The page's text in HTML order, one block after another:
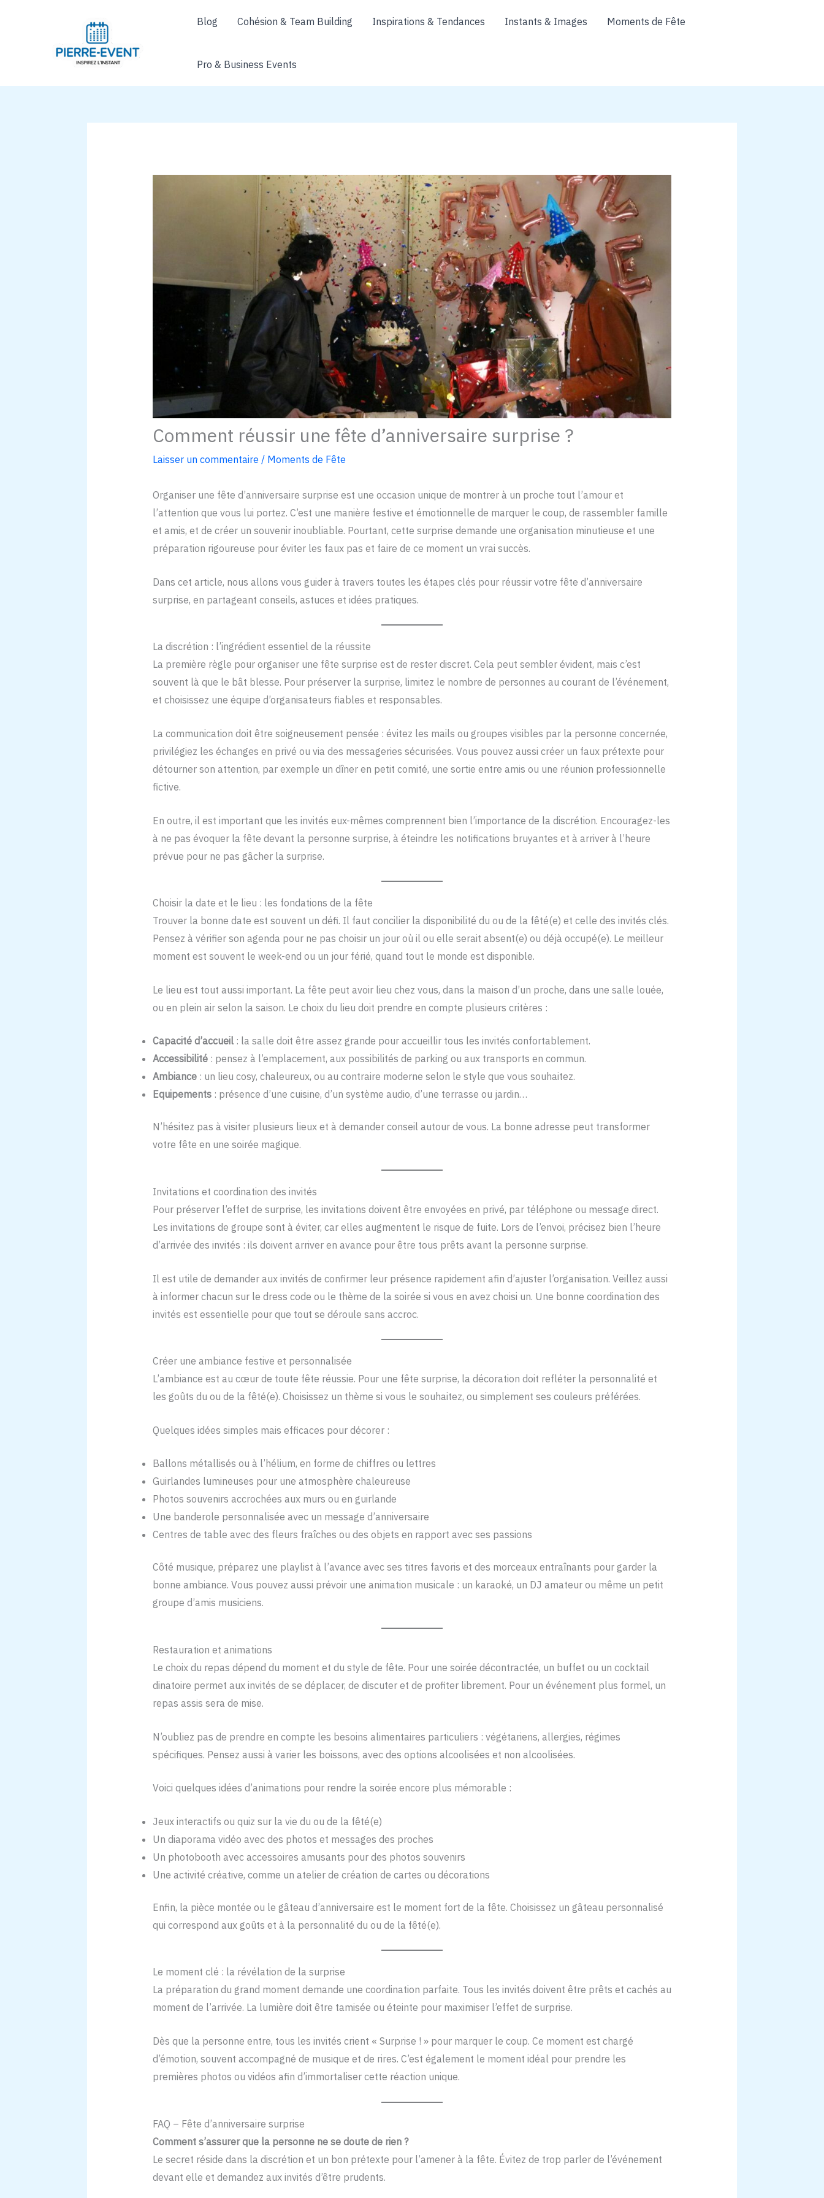
Blog Cohésion & Team Building Inspirations & Tendances Instants & Images Moments de Fête
Pro & Business Events
Comment réussir une fête d’anniversaire surprise ?
Laisser un commentaire / Moments de Fête
Organiser une fête d’anniversaire surprise est une occasion unique de montrer à un proche tout l’amour et
l’attention que vous lui portez. C’est une manière festive et émotionnelle de marquer le coup, de rassembler famille
et amis, et de créer un souvenir inoubliable. Pourtant, cette surprise demande une organisation minutieuse et une
préparation rigoureuse pour éviter les faux pas et faire de ce moment un vrai succès.
Dans cet article, nous allons vous guider à travers toutes les étapes clés pour réussir votre fête d’anniversaire
surprise, en partageant conseils, astuces et idées pratiques.
La discrétion : l’ingrédient essentiel de la réussite
La première règle pour organiser une fête surprise est de rester discret. Cela peut sembler évident, mais c’est
souvent là que le bât blesse. Pour préserver la surprise, limitez le nombre de personnes au courant de l’événement,
et choisissez une équipe d’organisateurs fiables et responsables.
La communication doit être soigneusement pensée : évitez les mails ou groupes visibles par la personne concernée,
privilégiez les échanges en privé ou via des messageries sécurisées. Vous pouvez aussi créer un faux prétexte pour
détourner son attention, par exemple un dîner en petit comité, une sortie entre amis ou une réunion professionnelle
fictive.
En outre, il est important que les invités eux-mêmes comprennent bien l’importance de la discrétion. Encouragez-les
à ne pas évoquer la fête devant la personne surprise, à éteindre les notifications bruyantes et à arriver à l’heure
prévue pour ne pas gâcher la surprise.
Choisir la date et le lieu : les fondations de la fête
Trouver la bonne date est souvent un défi. Il faut concilier la disponibilité du ou de la fêté(e) et celle des invités clés.
Pensez à vérifier son agenda pour ne pas choisir un jour où il ou elle serait absent(e) ou déjà occupé(e). Le meilleur
moment est souvent le week-end ou un jour férié, quand tout le monde est disponible.
Le lieu est tout aussi important. La fête peut avoir lieu chez vous, dans la maison d’un proche, dans une salle louée,
ou en plein air selon la saison. Le choix du lieu doit prendre en compte plusieurs critères :
Capacité d’accueil: la salle doit être assez grande pour accueillir tous les invités confortablement.
Accessibilité: pensez à l’emplacement, aux possibilités de parking ou aux transports en commun.
Ambiance: un lieu cosy, chaleureux, ou au contraire moderne selon le style que vous souhaitez.
Equipements: présence d’une cuisine, d’un système audio, d’une terrasse ou jardin…
N’hésitez pas à visiter plusieurs lieux et à demander conseil autour de vous. La bonne adresse peut transformer
votre fête en une soirée magique.
Invitations et coordination des invités
Pour préserver l’effet de surprise, les invitations doivent être envoyées en privé, par téléphone ou message direct.
Les invitations de groupe sont à éviter, car elles augmentent le risque de fuite. Lors de l’envoi, précisez bien l’heure
d’arrivée des invités : ils doivent arriver en avance pour être tous prêts avant la personne surprise.
Il est utile de demander aux invités de confirmer leur présence rapidement afin d’ajuster l’organisation. Veillez aussi
à informer chacun sur le dress code ou le thème de la soirée si vous en avez choisi un. Une bonne coordination des
invités est essentielle pour que tout se déroule sans accroc.
Créer une ambiance festive et personnalisée
L’ambiance est au cœur de toute fête réussie. Pour une fête surprise, la décoration doit refléter la personnalité et
les goûts du ou de la fêté(e). Choisissez un thème si vous le souhaitez, ou simplement ses couleurs préférées.
Quelques idées simples mais efficaces pour décorer :
Ballons métallisés ou à l’hélium, en forme de chiffres ou lettres
Guirlandes lumineuses pour une atmosphère chaleureuse
Photos souvenirs accrochées aux murs ou en guirlande
Une banderole personnalisée avec un message d’anniversaire
Centres de table avec des fleurs fraîches ou des objets en rapport avec ses passions
Côté musique, préparez une playlist à l’avance avec ses titres favoris et des morceaux entraînants pour garder la
bonne ambiance. Vous pouvez aussi prévoir une animation musicale : un karaoké, un DJ amateur ou même un petit
groupe d’amis musiciens.
Restauration et animations
Le choix du repas dépend du moment et du style de fête. Pour une soirée décontractée, un buffet ou un cocktail
dinatoire permet aux invités de se déplacer, de discuter et de profiter librement. Pour un événement plus formel, un
repas assis sera de mise.
N’oubliez pas de prendre en compte les besoins alimentaires particuliers : végétariens, allergies, régimes
spécifiques. Pensez aussi à varier les boissons, avec des options alcoolisées et non alcoolisées.
Voici quelques idées d’animations pour rendre la soirée encore plus mémorable :
Jeux interactifs ou quiz sur la vie du ou de la fêté(e)
Un diaporama vidéo avec des photos et messages des proches
Un photobooth avec accessoires amusants pour des photos souvenirs
Une activité créative, comme un atelier de création de cartes ou décorations
Enfin, la pièce montée ou le gâteau d’anniversaire est le moment fort de la fête. Choisissez un gâteau personnalisé
qui correspond aux goûts et à la personnalité du ou de la fêté(e).
Le moment clé : la révélation de la surprise
La préparation du grand moment demande une coordination parfaite. Tous les invités doivent être prêts et cachés au
moment de l’arrivée. La lumière doit être tamisée ou éteinte pour maximiser l’effet de surprise.
Dès que la personne entre, tous les invités crient « Surprise ! » pour marquer le coup. Ce moment est chargé
d’émotion, souvent accompagné de musique et de rires. C’est également le moment idéal pour prendre les
premières photos ou vidéos afin d’immortaliser cette réaction unique.
FAQ – Fête d’anniversaire surprise
Comment s’assurer que la personne ne se doute de rien ?
Le secret réside dans la discrétion et un bon prétexte pour l’amener à la fête. Évitez de trop parler de l’événement
devant elle et demandez aux invités d’être prudents.